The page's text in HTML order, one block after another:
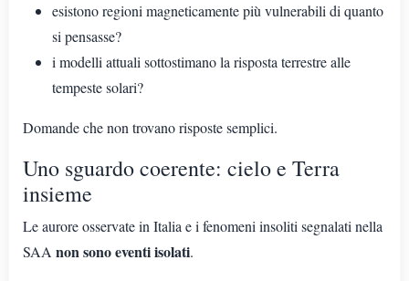
esistono regioni magneticamente più vulnerabili di quanto
si pensasse?
i modelli attuali sottostimano la risposta terrestre alle
tempeste solari?
Domande che non trovano risposte semplici.
Uno sguardo coerente: cielo e Terra
insieme
Le aurore osservate in Italia e i fenomeni insoliti segnalati nella
SAA non sono eventi isolati.